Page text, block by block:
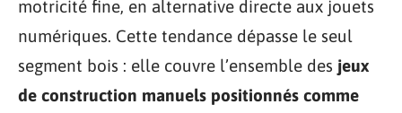
motricité fine, en alternative directe aux jouets
numériques. Cette tendance dépasse le seul
segment bois : elle couvre l’ensemble des jeux
de construction manuels positionnés comme